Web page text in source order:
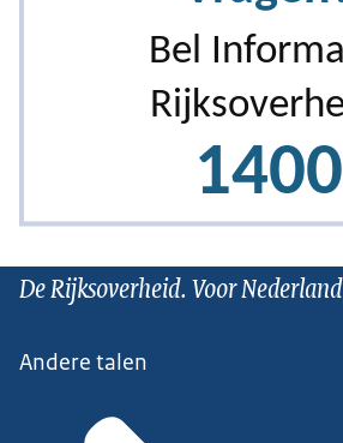
De Rijksoverheid. Voor Nederland
Andere talen